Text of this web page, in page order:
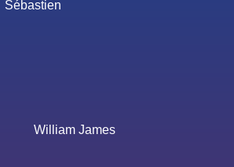
Sébastien
William James